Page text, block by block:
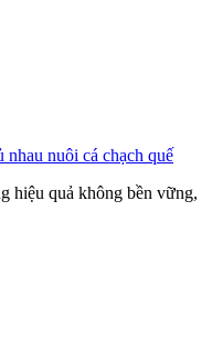
nuôi cá chạch quế
hiệu quả không bền vững,